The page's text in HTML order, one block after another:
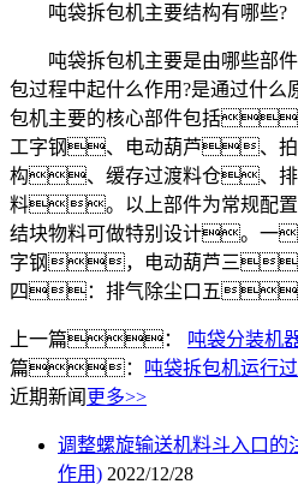
吨袋拆包机主要结构有哪些?
吨袋拆包机主要是由哪些部件
包过程中起什么作用?是通过什么
包机主要的核心部件包括
工字钢、电动葫芦、
构、缓存过渡料仓、
料。以上部件为常规配
结块物料可做特别设计。
字钢，电动葫芦三
四：排气除尘口五
上一篇： 吨袋分装机
篇：
吨袋拆包机运行
近期新闻 更多>>
调整螺旋输送机料斗入口的
作用) 2022/12/28